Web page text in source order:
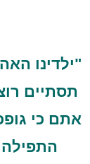
"ילדינו
תסתיים
אתם כי